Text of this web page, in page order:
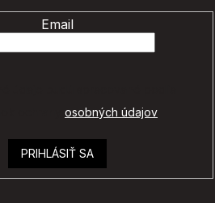
Email
osobných údajov
PRIHLÁSIŤ SA